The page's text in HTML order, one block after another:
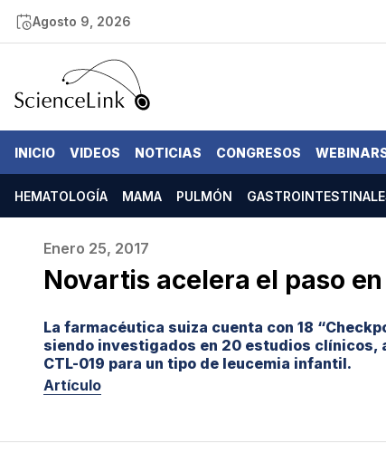
Agosto 9, 2026
INICIO VIDEOS NOTICIAS CONGRESOS
HEMATOLOGÍA MAMA PULMÓN
Enero 25, 2017
Novartis acelera el paso
La farmacéutica suiza cuenta con 18
siendo investigados en 20 estudios clínicos,
CTL-019 para un tipo de leucemia infantil.
Artículo